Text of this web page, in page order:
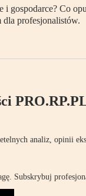
gospodarce? Co
profesjonalistów.
analiz, opinii
Subskrybuj